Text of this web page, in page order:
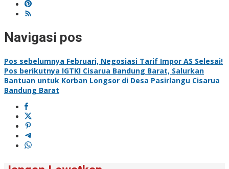
Navigasi pos
Pos sebelumnya Februari, Negosiasi Tarif Impor AS Selesai!
Pos berikutnya IGTKI Cisarua Bandung Barat, Salurkan
Bantuan untuk Korban Longsor di Desa Pasirlangu Cisarua
Bandung Barat